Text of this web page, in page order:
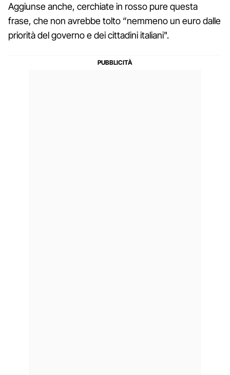
Aggiunse anche, cerchiate in rosso pure questa
frase, che non avrebbe tolto “nemmeno un euro dalle
priorità del governo e dei cittadini italiani".